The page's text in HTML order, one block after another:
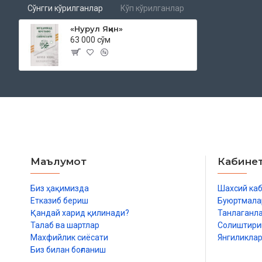
Сўнгги кўрилганлар Кўп кўрилганлар
«Нурул Яқин»
63 000 сўм
Маълумот
Биз ҳақимизда
Етказиб бериш
Қандай харид қилинади?
Талаб ва шартлар
Махфийлик сиёсати
Биз билан боғланиш
Шахсий
Янгиликлар